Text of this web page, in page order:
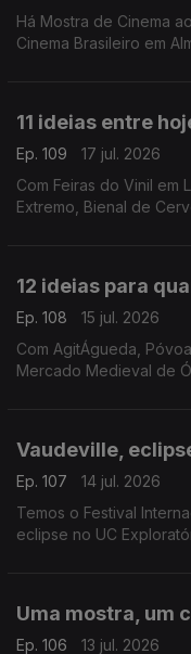
Há Mostra de Cinema
Cinema Brasileiro em
11 ideias entre
Ep. 109
17 jul. 2026
Com Feiras do Vinil em
Extremo, Bienal de
12 ideias para
Ep. 108
15 jul. 2026
Com AgitÁgueda,
Mercado Medieval de
Vaudeville,
Ep. 107
14 jul. 2026
Temos o Festival
eclipse no UC
Uma mostra, um
Ep. 106 13 jul. 2026